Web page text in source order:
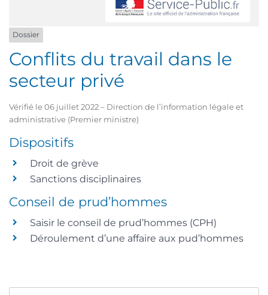
Dossier
Conflits du travail dans le
secteur privé
Vérifié le 06 juillet 2022 – Direction de l’information légale et
administrative (Premier ministre)
Dispositifs
Droit de grève
Sanctions disciplinaires
Conseil de prud’hommes
Saisir le conseil de prud’hommes (CPH)
Déroulement d’une affaire aux pud’hommes